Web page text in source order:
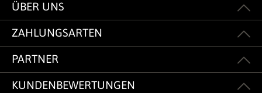
ÜBER UNS
ZAHLUNGSARTEN
PARTNER
KUNDENBEWERTUNGEN